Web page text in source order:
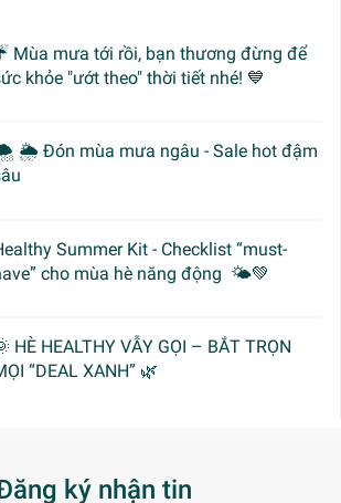
Mùa mưa tới rồi, bạn thương đừng để
khỏe "ướt theo" thời tiết nhé! 💙
🌦 Đón mùa mưa ngâu - Sale hot đậm
Summer Kit - Checklist “must-
cho mùa hè năng động 🌤️💚
HÈ HEALTHY VẪY GỌI – BẮT TRỌN
“DEAL XANH” 🌿
ký nhận tin